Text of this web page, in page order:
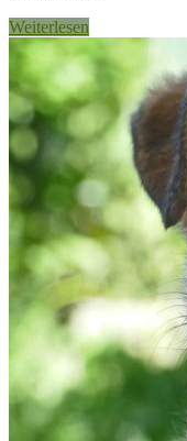
Weiterlesen